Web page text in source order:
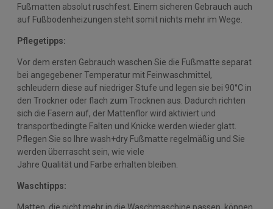
Fußmatten absolut ruschfest. Einem sicheren Gebrauch auch
auf Fußbodenheizungen steht somit nichts mehr im Wege.
Pflegetipps:
Vor dem ersten Gebrauch waschen Sie die Fußmatte separat
bei angegebener Temperatur mit Feinwaschmittel,
schleudern diese auf niedriger Stufe und legen sie bei 90°C in
den Trockner oder flach zum Trocknen aus. Dadurch richten
sich die Fasern auf, der Mattenflor wird aktiviert und
transportbedingte Falten und Knicke werden wieder glatt.
Pflegen Sie so Ihre wash+dry Fußmatte regelmäßig und Sie
werden überrascht sein, wie viele
Jahre Qualität und Farbe erhalten bleiben.
Waschtipps: